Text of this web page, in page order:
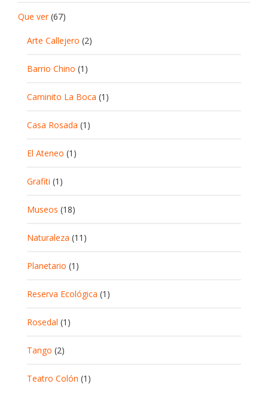
Que ver(67)
Arte Callejero (2)
Barrio Chino (1)
Caminito La Boca (1)
Casa Rosada (1)
El Ateneo (1)
Grafiti (1)
Museos (18)
Naturaleza (11)
Planetario (1)
Reserva Ecológica (1)
Rosedal (1)
Tango (2)
Teatro Colón (1)